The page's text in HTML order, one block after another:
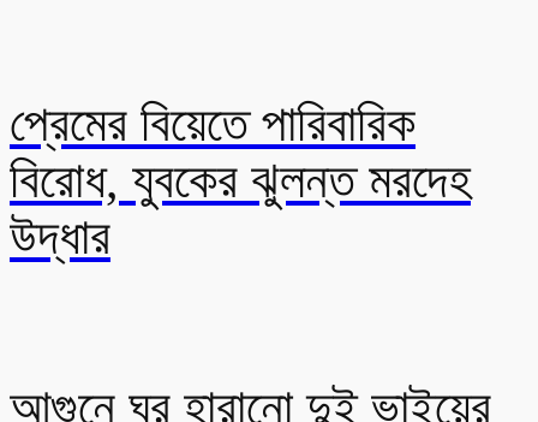
প্রেমের বিয়েতে পারিবারিক
বিরোধ, যুবকের ঝুলন্ত মরদেহ
উদ্ধার
আগুনে ঘর হারানো দুই ভাইয়ের